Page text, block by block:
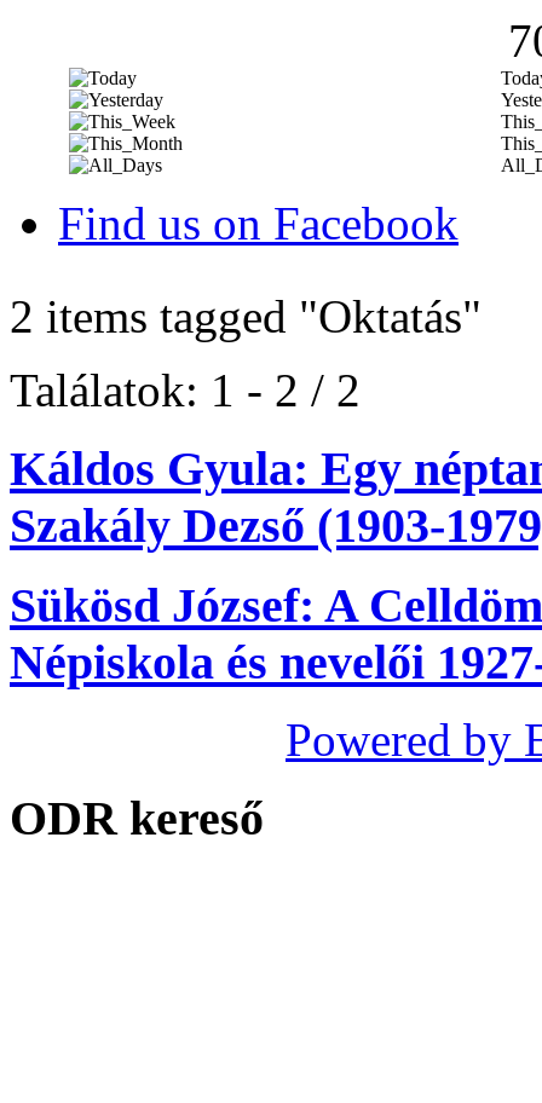
Find us on Facebook
2 items tagged "Oktatás"
Találatok: 1 - 2 / 2
Káldos Gyula: Egy
Szakály Dezső (1903-
Sükösd József: A
Népiskola és nevelői
Powered by
ODR kereső